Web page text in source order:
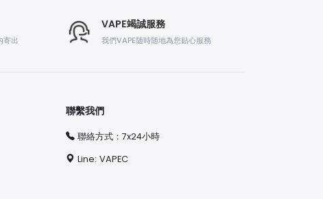
寄出
VAPE竭誠服務
我們VAPE随時随地為您贴心服務
聯繫我們
聯絡方式：7x24小時
Line: VAPEC